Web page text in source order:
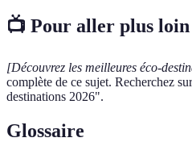
📺 Pour aller plus
[Découvrez les meilleures éco-
complète de ce sujet. Recherchez
destinations 2026".
Glossaire